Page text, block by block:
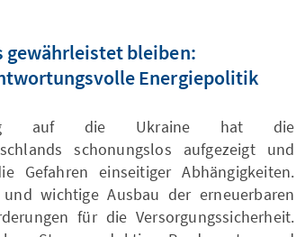
gewährleistet bleiben:
Energiepolitik
auf die Ukraine hat die
schonungslos aufgezeigt und
Gefahren einseitiger Abhängigkeiten.
wichtige Ausbau der erneuerbaren
für die Versorgungssicherheit.